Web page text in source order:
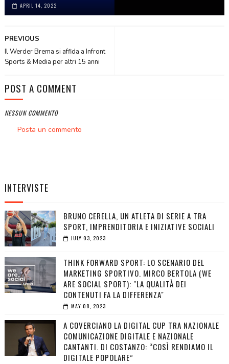
APRIL 14, 2022
PREVIOUS
Il Werder Brema si affida a Infront
Sports & Media per altri 15 anni
POST A COMMENT
NESSUN COMMENTO
Posta un commento
INTERVISTE
BRUNO CERELLA, UN ATLETA DI SERIE A TRA
SPORT, IMPRENDITORIA E INIZIATIVE SOCIALI
JULY 03, 2023
THINK FORWARD SPORT: LO SCENARIO DEL
MARKETING SPORTIVO. MIRCO BERTOLA (WE
ARE SOCIAL SPORT): "LA QUALITÀ DEI
CONTENUTI FA LA DIFFERENZA"
MAY 08, 2023
A COVERCIANO LA DIGITAL CUP TRA NAZIONALE
COMUNICAZIONE DIGITALE E NAZIONALE
CANTANTI. DI COSTANZO: “COSÌ RENDIAMO IL
DIGITALE POPOLARE”